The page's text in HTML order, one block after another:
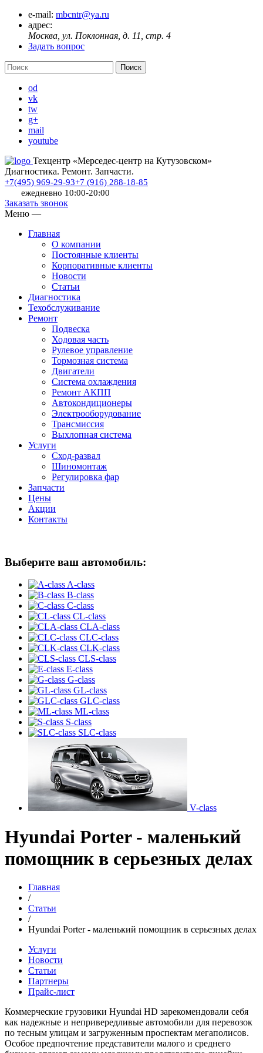
e-mail: mbcntr@ya.ru
адрес:
Москва, ул. Поклонная, д. 11, стр. 4
Задать вопрос
od
vk
tw
g+
mail
youtube
Техцентр «Мерседес-центр на Кутузовском»
Диагностика. Ремонт. Запчасти.
+7(495) 969-29-93+7 (916) 288-18-85
ежедневно 10:00-20:00
Заказать звонок
Меню —
Главная
О компании
Постоянные клиенты
Корпоративные клиенты
Новости
Статьи
Диагностика
Техобслуживание
Ремонт
Подвеска
Ходовая часть
Рулевое управление
Тормозная система
Двигатели
Система охлаждения
Ремонт АКПП
Автокондиционеры
Электрооборудование
Трансмиссия
Выхлопная система
Услуги
Сход-развал
Шиномонтаж
Регулировка фар
Запчасти
Цены
Акции
Контакты
Выберите ваш автомобиль:
A-class
B-class
C-class
CL-class
CLA-class
CLC-class
CLK-class
CLS-class
E-class
G-class
GL-class
GLC-class
ML-class
S-class
SLC-class
V-class
Hyundai Porter - маленький
помощник в серьезных делах
Главная
/
Статьи
/
Hyundai Porter - маленький помощник в серьезных делах
Услуги
Новости
Статьи
Партнеры
Прайс-лист
Коммерческие грузовики Hyundai HD зарекомендовали себя
как надежные и непривередливые автомобили для перевозок
по тесным улицам и загруженным проспектам мегаполисов.
Особое предпочтение представители малого и среднего